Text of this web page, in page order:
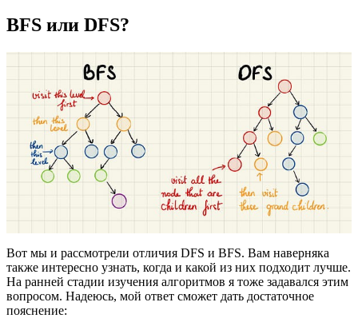
BFS или DFS?
Вот мы и рассмотрели отличия DFS и BFS. Вам наверняка
также интересно узнать, когда и какой из них подходит лучше.
На ранней стадии изучения алгоритмов я тоже задавался этим
вопросом. Надеюсь, мой ответ сможет дать достаточное
пояснение: